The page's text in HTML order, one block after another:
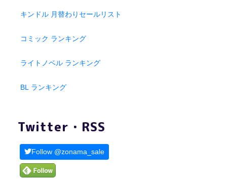
キンドル 月替わりセールリスト
コミック ランキング
ライトノベル ランキング
BL ランキング
Twitter・RSS
Follow @zonama_sale